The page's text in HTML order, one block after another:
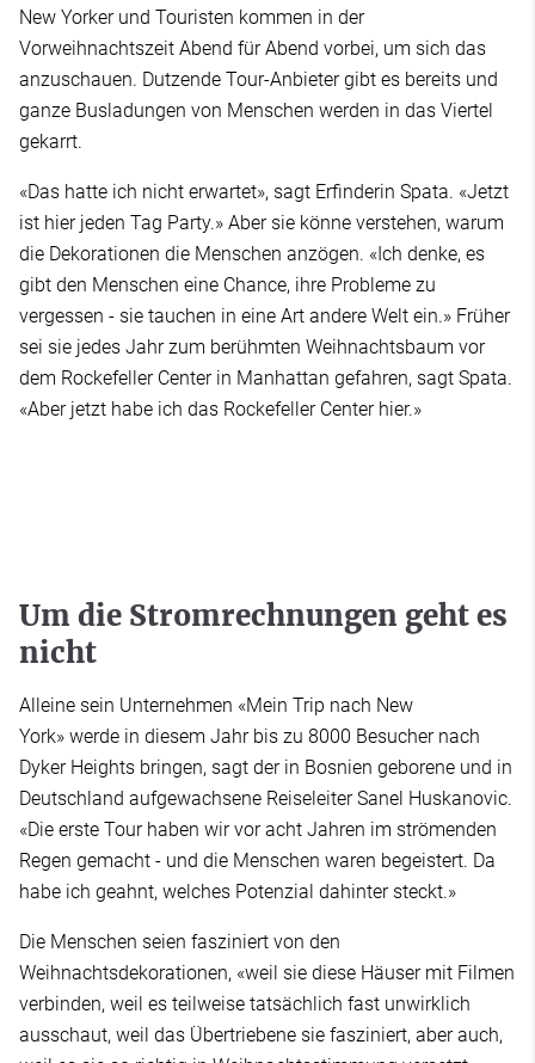
New Yorker und Touristen kommen in der
Vorweihnachtszeit Abend für Abend vorbei, um sich das
anzuschauen. Dutzende Tour-Anbieter gibt es bereits und
ganze Busladungen von Menschen werden in das Viertel
gekarrt.
«Das hatte ich nicht erwartet», sagt Erfinderin Spata. «Jetzt
ist hier jeden Tag Party.» Aber sie könne verstehen, warum
die Dekorationen die Menschen anzögen. «Ich denke, es
gibt den Menschen eine Chance, ihre Probleme zu
vergessen - sie tauchen in eine Art andere Welt ein.» Früher
sei sie jedes Jahr zum berühmten Weihnachtsbaum vor
dem Rockefeller Center in Manhattan gefahren, sagt Spata.
«Aber jetzt habe ich das Rockefeller Center hier.»
Um die Stromrechnungen geht es
nicht
Alleine sein Unternehmen «Mein Trip nach New
York» werde in diesem Jahr bis zu 8000 Besucher nach
Dyker Heights bringen, sagt der in Bosnien geborene und in
Deutschland aufgewachsene Reiseleiter Sanel Huskanovic.
«Die erste Tour haben wir vor acht Jahren im strömenden
Regen gemacht - und die Menschen waren begeistert. Da
habe ich geahnt, welches Potenzial dahinter steckt.»
Die Menschen seien fasziniert von den
Weihnachtsdekorationen, «weil sie diese Häuser mit Filmen
verbinden, weil es teilweise tatsächlich fast unwirklich
ausschaut, weil das Übertriebene sie fasziniert, aber auch,